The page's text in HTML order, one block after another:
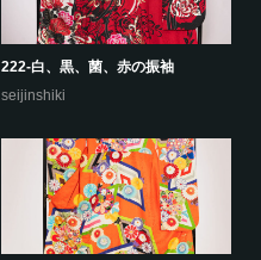
222-白、黒、菌、赤の振袖
seijinshiki